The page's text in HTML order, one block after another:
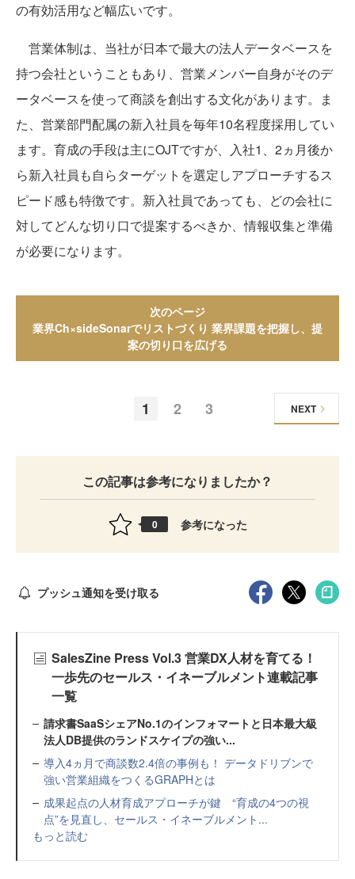
の有効活用など幅広いです。
営業体制は、当社が日本で最大の法人データベースを
持つ会社ということもあり、営業メンバー自身がそのデ
ータベースを使って商談を創出する文化があります。ま
た、営業部門配属の新入社員を毎年10名程度採用してい
ます。育成の手段は主にOJTですが、入社1、2ヵ月後か
ら新入社員も自らターゲットを選定しアプローチするス
ピード感も特徴です。新入社員であっても、どの会社に
対してどんな切り口で提案するべきか、情報収集と準備
が必要になります。
次のページ
業界Ch×sideSonarでリストづくり 業界課題を把握し、提
案の切り口を広げる
1 2 3 NEXT
この記事は参考になりましたか？
0 参考になった
プッシュ通知を受け取る
SalesZine Press Vol.3 営業DX人材を育てる！
一歩先のセールス・イネーブルメント連載記事
一覧
請求書SaaSシェアNo.1のインフォマートと日本最大級
法人DB提供のランドスケイプの強い...
導入4ヵ月で商談数2.4倍の事例も！ データドリブンで
強い営業組織をつくるGRAPHとは
成果起点の人材育成アプローチが鍵 “育成の4つの視
点”を見直し、セールス・イネーブルメント...
もっと読む